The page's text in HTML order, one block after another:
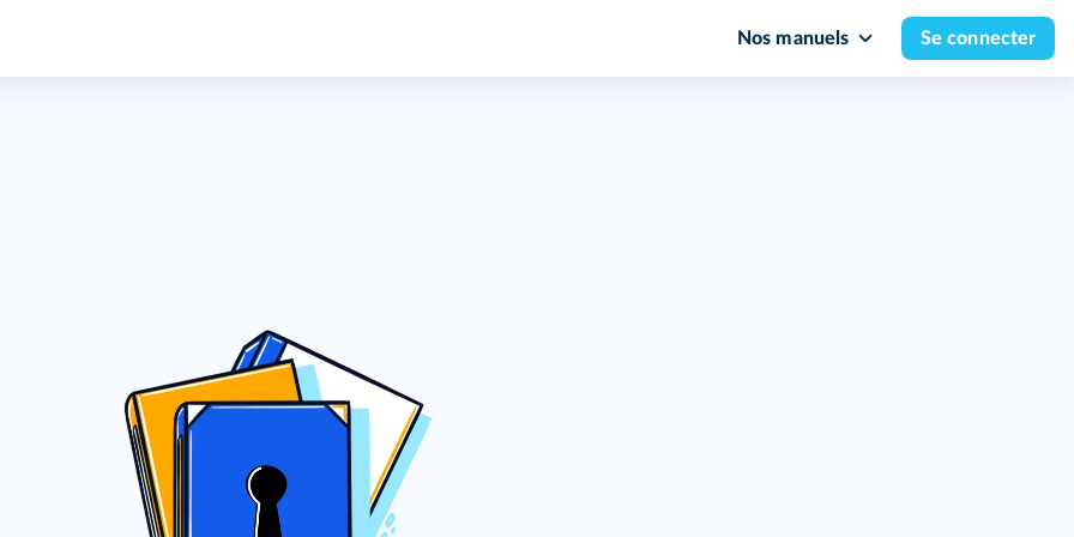
Nos manuels Se connecter